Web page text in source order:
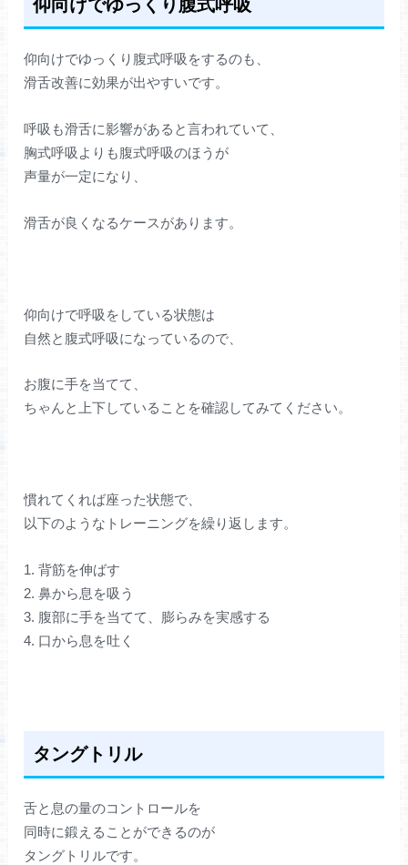
仰向けでゆっくり腹式呼吸をするのも、
滑舌改善に効果が出やすいです。
呼吸も滑舌に影響があると言われていて、
胸式呼吸よりも腹式呼吸のほうが
声量が一定になり、
滑舌が良くなるケースがあります。
仰向けで呼吸をしている状態は
自然と腹式呼吸になっているので、
お腹に手を当てて、
ちゃんと上下していることを確認してみてください。
慣れてくれば座った状態で、
以下のようなトレーニングを繰り返します。
1. 背筋を伸ばす
2. 鼻から息を吸う
3. 腹部に手を当てて、膨らみを実感する
4. 口から息を吐く
タングトリル
舌と息の量のコントロールを
同時に鍛えることができるのが
タングトリルです。